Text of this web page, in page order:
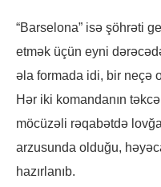
“Barselona” isə şöhrəti
etmək üçün eyni
əla formada idi, bir neçə
Hər iki komandanın
möcüzəli rəqabətdə
arzusunda olduğu,
hazırlanıb.